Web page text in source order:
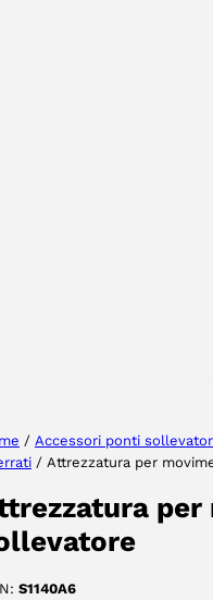
/ Accessori ponti
/ Attrezzatura per
S1140A6